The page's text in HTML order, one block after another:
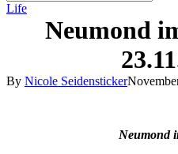
Close
Life
Neumond
By Nicole Seidensticker
Neumond